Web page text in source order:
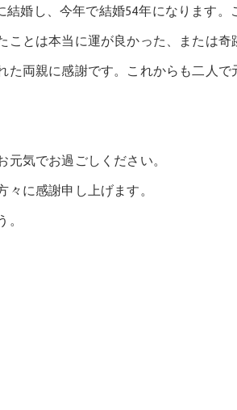
結婚し、今年で結婚54年になります
は本当に運が良かった、または奇
親に感謝です。これからも二人で
気でお過ごしください。
に感謝申し上げます。